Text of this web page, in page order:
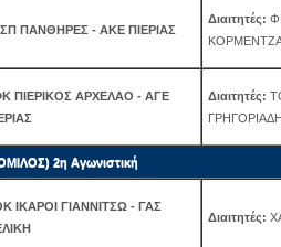
ΠΑΝΘΗΡΕΣ - ΑΚΕ ΠΙΕΡΙΑΣ
Διαιτητές:
ΠΙΕΡΙΚΟΣ ΑΡΧΕΛΑΟ - ΑΓΕ
Διαιτητές:
2η Αγωνιστική
ΙΚΑΡΟΙ ΓΙΑΝΝΙΤΣΩ - ΓΑΣ
Διαιτητές: